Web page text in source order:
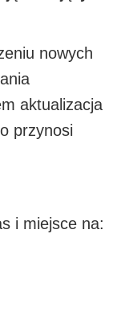
nowych
aktualizacja
przynosi
i miejsce na: